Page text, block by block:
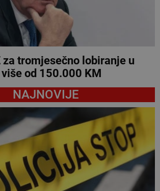
za tromjesečno lobiranje u
od 150.000 KM
NAJNOVIJE